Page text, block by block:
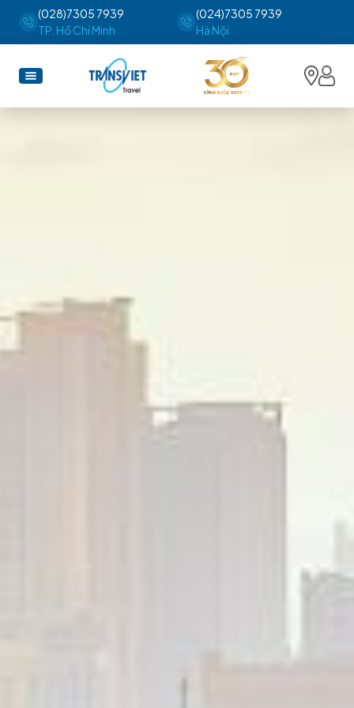
(028)7305 7939
TP. Hồ Chí Minh
(024)7305 7939
Hà Nội